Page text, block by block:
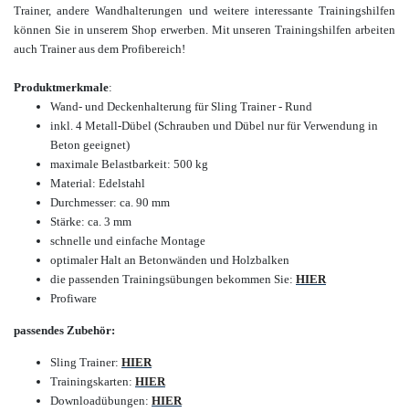
Trainer, andere Wandhalterungen und weitere interessante Trainingshilfen
können Sie in unserem Shop erwerben. Mit unseren Trainingshilfen arbeiten
auch Trainer aus dem Profibereich!
Produktmerkmale:
Wand- und Deckenhalterung für Sling Trainer - Rund
inkl. 4 Metall-Dübel (Schrauben und Dübel nur für Verwendung in
Beton geeignet)
maximale Belastbarkeit: 500 kg
Material: Edelstahl
Durchmesser: ca. 90 mm
Stärke: ca. 3 mm
schnelle und einfache Montage
optimaler Halt an Betonwänden und Holzbalken
die passenden Trainingsübungen bekommen Sie: HIER
Profiware
passendes Zubehör:
Sling Trainer: HIER
Trainingskarten: HIER
Downloadübungen: HIER